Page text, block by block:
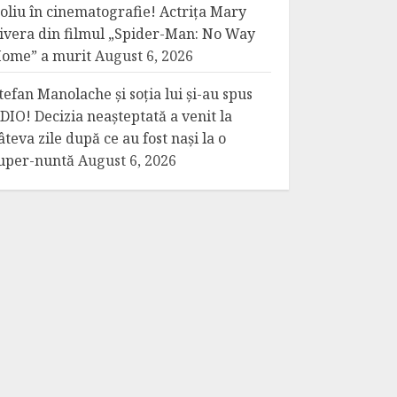
în cinematografie! Actrița Mary
din filmul „Spider-Man: No Way
a muritAugust 6, 2026
Manolache și soția lui și-au spus
Decizia neașteptată a venit la
zile după ce au fost nași la o
nuntăAugust 6, 2026